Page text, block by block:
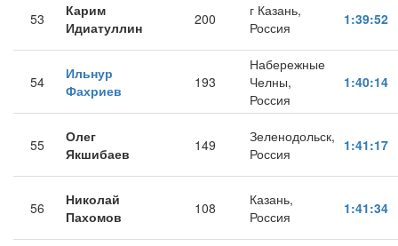
53
Карим
Идиатуллин
200
г Казань,
Россия
1:39:52
54
Ильнур
Фахриев
193
Набережные
Челны,
Россия
1:40:14
55
Олег
Якшибаев
149
Зеленодольск,
Россия
1:41:17
56
Николай
Пахомов
108
Казань,
Россия
1:41:34